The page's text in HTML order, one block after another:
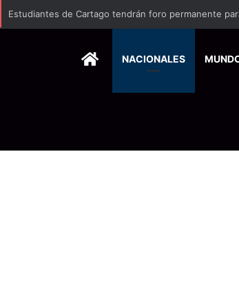
Estudiantes de Cartago tendrán foro permanente
HOMENACIONALES